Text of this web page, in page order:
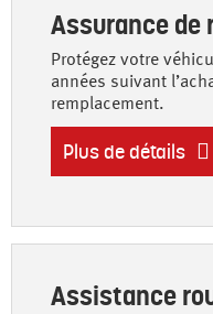
Assurance de
Protégez votre
années suivant
remplacement.
Plus de détails
Assistance